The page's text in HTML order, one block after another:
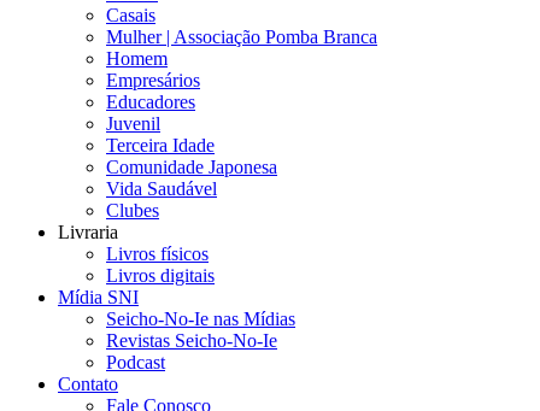
Casais
Mulher | Associação Pomba Branca
Homem
Empresários
Educadores
Juvenil
Terceira Idade
Comunidade Japonesa
Vida Saudável
Clubes
Livraria
Livros físicos
Livros digitais
Mídia SNI
Seicho-No-Ie nas Mídias
Revistas Seicho-No-Ie
Podcast
Contato
Fale Conosco